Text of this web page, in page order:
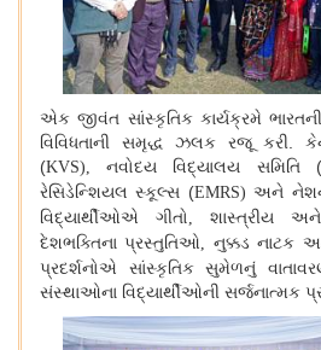
એક જીવંત સાંસ્કૃતિક કાર્યક્રમે
વિવિધતાની સમૃદ્ધ ઝલક રજૂ કરી.
(KVS),નવોદય વિદ્યાલય સમિતિ (
રેસિડેન્શિયલ સ્કૂલ્સ (EMRS)અને
વિદ્યાર્થીઓએ ગીતો , શાસ્ત્રીય
દેશભક્તિના પ્રસ્તુતિઓ, નુક્કડ નાટક
પ્રદર્શનોએ સાંસ્કૃતિક સુમેળનું
સંસ્થાઓના વિદ્યાર્થીઓની સર્જનાત્મક